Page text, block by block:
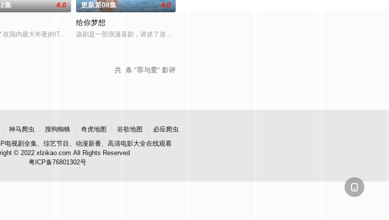
湾（李栋旭 饰）究竟藏身何方？他和郑智安（金慧峻 饰）将如何联手反击？一切未解之谜都将揭晓。
集 4.0
在国内最大年夜的IT企业里存在着一个恶神。唯一知道真实环境的人是一名少女和一个记者。具有强力神技的少女和透辟公理感爆棚的新
更新第08集 4.0
给你梦想
该剧是一部浪漫喜剧，讲述了连一个梦想都无所畏惧的十几岁，被现实挡住而受挫的二十几岁，像变成那样的
共 条 “罪与爱” 影评

神马爬虫 搜狗蜘蛛 奇虎地图 谷歌地图
必应爬虫
电视剧全集、综艺节目、动漫新番、高清电影大全在线观看
© 2022 xlzikao.com All Rights Reserved
粤ICP备76801302号